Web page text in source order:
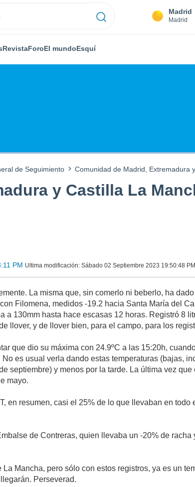
Madrid
Madrid
RevistaForoEl mundoEsquí
de Seguimiento Comunidad de Madrid, Extremadura
y Castilla La
PM Ultima modificación: Sábado 02 Septiembre 2023 19:50:48
La misma que, sin comerlo ni beberlo, ha
Filomena, medidos -19.2 hacia Santa María del
a 130mm hasta hace escasas 12 horas. Registró 8
llover, y de llover bien, para el campo, para los
que dio su máxima con 24.9ºC a las 15:20h,
es usual verla dando estas temperaturas (bajas,
septiembre) y menos por la tarde. La última vez
mayo.
en resumen, casi el 25% de lo que llevaban en
de Contreras, quien llevaba un -20% de
La Mancha, pero sólo con estos registros, ya es un
Perseverad.